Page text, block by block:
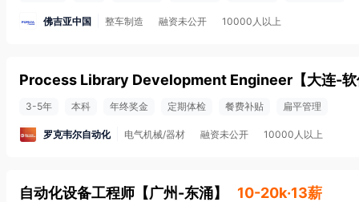
佛吉亚中国 整车制造 融资未公开 10000人以上
Process Library Development Engineer 【大连-
3-5年 本科 年终奖金 定期体检 餐费补贴 扁平管理
罗克韦尔自动化 电气机械/器材 融资未公开 10000人以上
自动化设备工程师 【广州-东涌】 10-20k·13薪